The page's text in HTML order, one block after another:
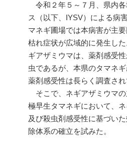
令和２年５～７月、県内
ス（以下、 IYSV）による病
マネギ圃場では本病害が主
枯れ症状が広域的に発生した
ギアザミウマは、薬剤感受
虫であるが、本県のタマネ
薬剤感受性は長らく調査され
そこで、ネギアザミウマ
極早生タマネギにおいて、
及び殺虫剤感受性に基づい
除体系の確立を試みた。